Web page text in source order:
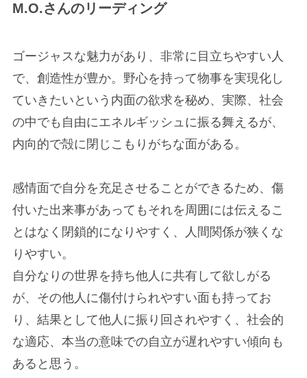
M.O.さんのリーディング
ゴージャスな魅力があり、非常に目立ちやすい人
で、創造性が豊か。野心を持って物事を実現化し
ていきたいという内面の欲求を秘め、実際、社会
の中でも自由にエネルギッシュに振る舞えるが、
内向的で殻に閉じこもりがちな面がある。
感情面で自分を充足させることができるため、傷
付いた出来事があってもそれを周囲には伝えるこ
とはなく閉鎖的になりやすく、人間関係が狭くな
りやすい。
自分なりの世界を持ち他人に共有して欲しがる
が、その他人に傷付けられやすい面も持ってお
り、結果として他人に振り回されやすく、社会的
な適応、本当の意味での自立が遅れやすい傾向も
あると思う。